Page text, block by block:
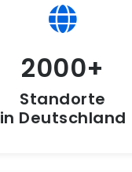
2000
Standorte
in Deutschland